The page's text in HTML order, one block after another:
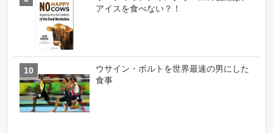
アイスを食べない？！
ウサイン・ボルトを世界最速の男にした
食事